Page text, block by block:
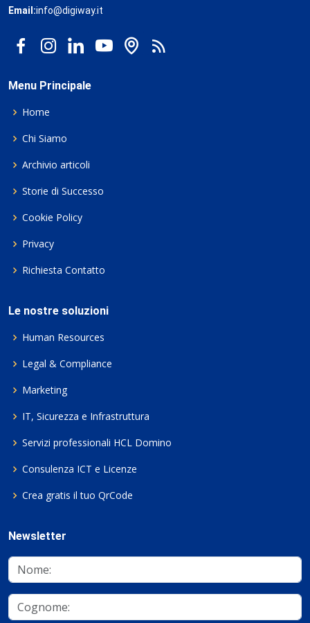
Email:info@digiway.it
Menu Principale
Home
Chi Siamo
Archivio articoli
Storie di Successo
Cookie Policy
Privacy
Richiesta Contatto
Le nostre soluzioni
Human Resources
Legal & Compliance
Marketing
IT, Sicurezza e Infrastruttura
Servizi professionali HCL Domino
Consulenza ICT e Licenze
Crea gratis il tuo QrCode
Newsletter